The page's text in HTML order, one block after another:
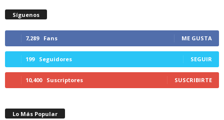
Síguenos
7,289 Fans ME GUSTA
199 Seguidores SEGUIR
10,400 Suscriptores SUSCRIBIRTE
Lo Más Popular